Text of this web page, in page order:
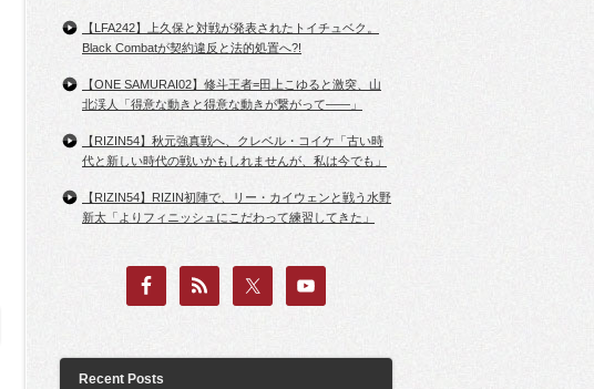
【LFA242】上久保と対戦が発表されたトイチュベク。
Black Combatが契約違反と法的処置へ?!
【ONE SAMURAI02】修斗王者=田上こゆると激突、山
北渓人「得意な動きと得意な動きが繋がって――」
【RIZIN54】秋元強真戦へ、クレベル・コイケ「古い時
代と新しい時代の戦いかもしれませんが、私は今でも」
【RIZIN54】RIZIN初陣で、リー・カイウェンと戦う水野
新太「よりフィニッシュにこだわって練習してきた」
Recent Posts